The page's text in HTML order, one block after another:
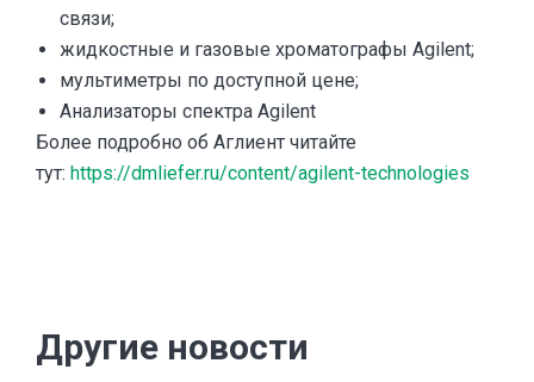
связи;
жидкостные и газовые хроматографы Agilent;
мультиметры по доступной цене;
Анализаторы спектра Agilent
Более подробно об Аглиент читайте
тут: https://dmliefer.ru/content/agilent-technologies
Другие новости